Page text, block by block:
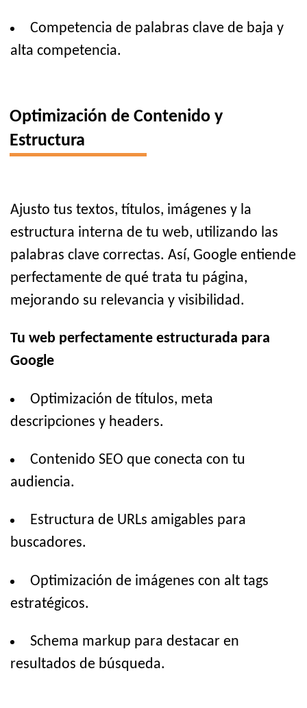
Competencia de palabras clave de baja y
alta competencia.
Optimización de Contenido y
Estructura
Ajusto tus textos, títulos, imágenes y la
estructura interna de tu web, utilizando las
palabras clave correctas. Así, Google entiende
perfectamente de qué trata tu página,
mejorando su relevancia y visibilidad.
Tu web perfectamente estructurada para
Google
Optimización de títulos, meta
descripciones y headers.
Contenido SEO que conecta con tu
audiencia.
Estructura de URLs amigables para
buscadores.
Optimización de imágenes con alt tags
estratégicos.
Schema markup para destacar en
resultados de búsqueda.